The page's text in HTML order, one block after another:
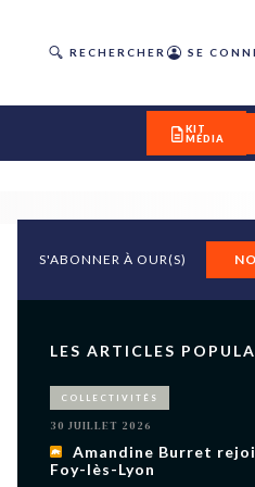
RECHERCHER SE
KIT
MÉDIA
S'ABONNER À OUR(S)
LES ARTICLES
COLLECTIVITÉS
30 JUILLET 2026
Amandine Burret
Foy-lès-Lyon